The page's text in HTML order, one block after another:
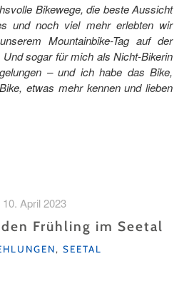
Bikewege, die beste Aussicht
und noch viel mehr erlebten wir
Mountainbike-Tag auf der
sogar für mich als Nicht-Bikerin
– und ich habe das Bike,
etwas mehr kennen und lieben
10. April 2023
Frühling im Seetal
, SEETAL